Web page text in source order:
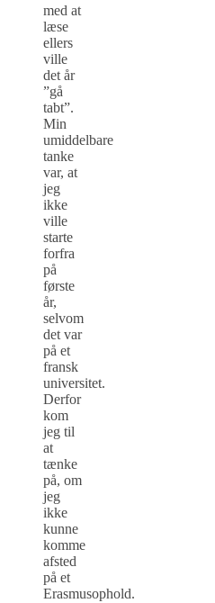
med at
læse
ellers
ville
det år
”gå
tabt”.
Min
umiddelbare
tanke
var, at
jeg
ikke
ville
starte
forfra
på
første
år,
selvom
det var
på et
fransk
universitet.
Derfor
kom
jeg til
at
tænke
på, om
jeg
ikke
kunne
komme
afsted
på et
Erasmusophold.